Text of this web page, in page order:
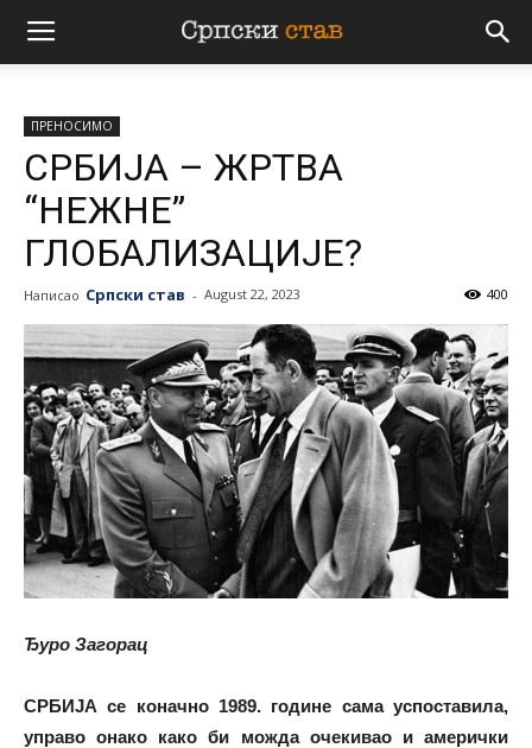
Српски
став
ПРЕНОСИМО
СРБИЈА – ЖРТВА
“НЕЖНЕ”
ГЛОБАЛИЗАЦИЈЕ?
Написао Српски став - August 22, 2023 400
Ђуро Загорац
СРБИЈА се коначно 1989. године сама успоставила,
управо онако како би можда очекивао и амерички